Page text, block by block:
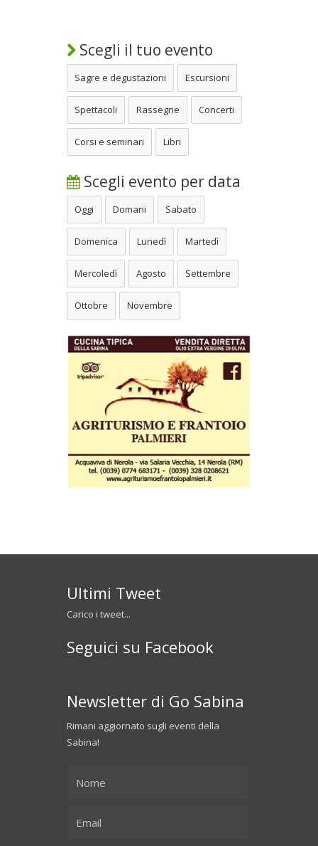
Scegli il tuo evento
Sagre e degustazioni Escursioni
Spettacoli Rassegne Concerti
Corsi e seminari Libri
Scegli evento per data
Oggi Domani Sabato
Domenica Lunedì Martedì
Mercoledì Agosto Settembre
Ottobre Novembre
Ultimi Tweet
Carico i tweet...
Seguici su Facebook
Newsletter di Go Sabina
Rimani aggiornato sugli eventi della
Sabina!